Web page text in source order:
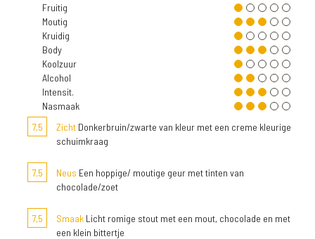
Fruitig
Moutig
Kruidig
Body
Koolzuur
Alcohol
Intensit.
Nasmaak
7,5
Zicht Donkerbruin/zwarte van kleur met een creme kleurige
schuimkraag
7,5 Neus Een hoppige/ moutige geur met tinten van
chocolade/zoet
7,5 Smaak Licht romige stout met een mout, chocolade en met
een klein bittertje